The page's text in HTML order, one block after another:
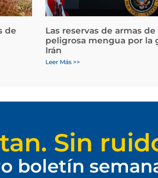
de
Las reservas de armas de
peligrosa mengua por la
Irán
Leer Más >>
Sin
boletín